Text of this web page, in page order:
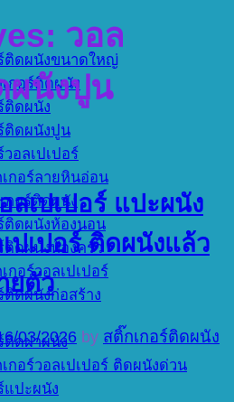
ติดผนังขนาดใหญ่
กอร์ติดผนัง
ติดผนัง
ติดผนังปูน
อลเปเปอร์
กอร์ลายหินอ่อน
กอร์ติดผนัง
ติดผนังห้องนอน
ติดผนังห้องครัว
กอร์วอลเปเปอร์
ติดผนังก่อสร้าง
ติดฝาผนัง
กอร์วอลเปเปอร์ ติดผนังด่วน
แปะผนัง
วอล
ผนังปูน
ลเปเปอร์ แปะผนัง
เปอร์ ติดผนังแล้ว
ยตัว
03/2026 by สติ๊กเกอร์ติดผนัง